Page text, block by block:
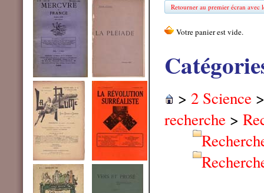
Retourner au premier écran avec
> 2 Science
recherche >